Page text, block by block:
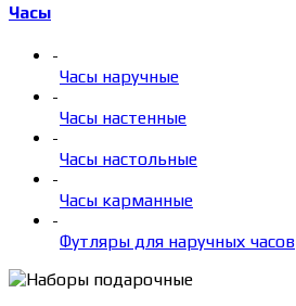
Часы
-
Часы наручные
-
Часы настенные
-
Часы настольные
-
Часы карманные
-
Футляры для наручных часов